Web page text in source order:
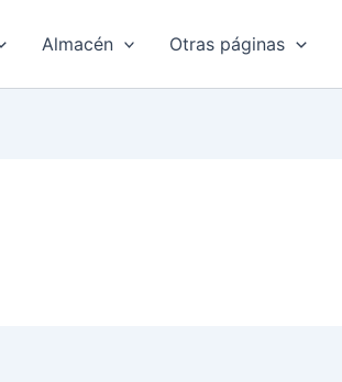
Almacén Otras páginas